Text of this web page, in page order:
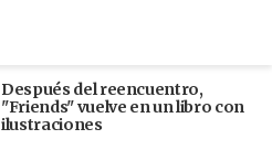
Después del reencuentro,
"Friends" vuelve en un libro con
ilustraciones